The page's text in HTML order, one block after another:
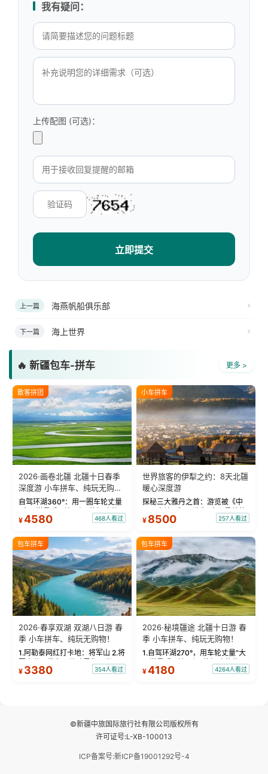
我有疑问：
上传配图 (可选)：
立即提交
上一篇 海燕帆船俱乐部
下一篇 海上世界
🔥 新疆包车-拼车 更多 >
散客拼团
2026·画卷北疆 北疆十日春季
深度游 小车拼车、纯玩无购
物！
自驾环湖360°：用一圈车轮丈量
“大西洋最后一滴眼泪”的极致蔚
蓝。 赛湖旅拍：甄选多款风格服
绝美瞬间。 赛湖坦克300跟车视
频：专业摄影师...
¥4580 468人看过
小车拼车
世界旅客的伊犁之约：8天北疆
暖心深度游
探秘三大雅丹之首：游览被《中
国国家地理》评选为“中国最美的
三大雅丹”第一名的克拉玛依魔鬼
瓦人最大村落——禾木村，欣赏
晨雾与小木...
¥ 8500 257人看过
包车拼车
2026·春享双湖 双湖八日游 春
季 小车拼车、纯玩无购物！
1.阿勒泰网红打卡地：将军山 2.将
军山落日缆车，体验雪都风光 3.
将军山，夕阳派对，蹦迪party 4.
¥ 3380 354人看过
包车拼车
2026·秘境疆途 北疆十日游 春
季 小车拼车、纯玩无购物！
1.自驾环湖270°，用车轮丈量“大
西洋最后一滴眼泪”的极致蔚蓝，
让雪山、花海与深邃湖水在转弯
¥4180 4264人看过
©新疆中旅国际旅行社有限公司版权所有
许可证号:L-XB-100013
ICP备案号:新ICP备19001292号-4